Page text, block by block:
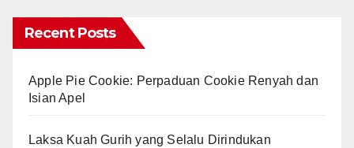
Recent Posts
Apple Pie Cookie: Perpaduan Cookie Renyah dan
Isian Apel
Laksa Kuah Gurih yang Selalu Dirindukan